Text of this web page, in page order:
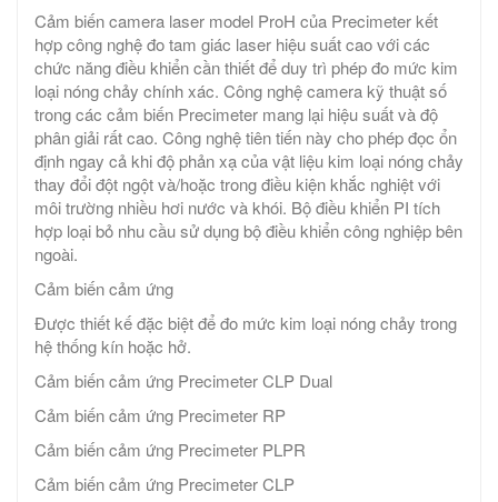
Cảm biến camera laser model ProH của Precimeter kết
hợp công nghệ đo tam giác laser hiệu suất cao với các
chức năng điều khiển cần thiết để duy trì phép đo mức kim
loại nóng chảy chính xác. Công nghệ camera kỹ thuật số
trong các cảm biến Precimeter mang lại hiệu suất và độ
phân giải rất cao. Công nghệ tiên tiến này cho phép đọc ổn
định ngay cả khi độ phản xạ của vật liệu kim loại nóng chảy
thay đổi đột ngột và/hoặc trong điều kiện khắc nghiệt với
môi trường nhiều hơi nước và khói. Bộ điều khiển PI tích
hợp loại bỏ nhu cầu sử dụng bộ điều khiển công nghiệp bên
ngoài.
Cảm biến cảm ứng
Được thiết kế đặc biệt để đo mức kim loại nóng chảy trong
hệ thống kín hoặc hở.
Cảm biến cảm ứng Precimeter CLP Dual
Cảm biến cảm ứng Precimeter RP
Cảm biến cảm ứng Precimeter PLPR
Cảm biến cảm ứng Precimeter CLP